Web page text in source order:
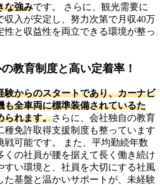
な強みです。 さらに、観光需要に
収入が安定し、努力次第で月収40万
性と収益性を両立できる環境が整っ
教育制度と高い定着率！
験からのスタートであり、カーナビ
も全車両に標準装備されているた
られます。さらに、会社独自の教育
種免許取得支援制度も整っています
戦可能です。 また、平均勤続年数
くの社員が腰を据えて長く働き続け
すい環境と、社員を大切にする社風
た基盤と温かいサポートが、未経験